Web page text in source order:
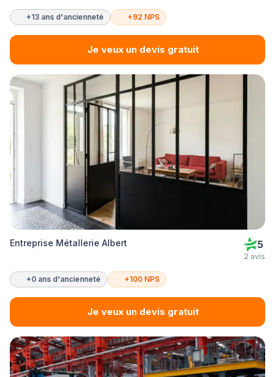
+13 ans d'ancienneté +92 NPS
Je veux un devis gratuit
Entreprise Métallerie Albert 5
2 avis
+0 ans d'ancienneté +100 NPS
Je veux un devis gratuit